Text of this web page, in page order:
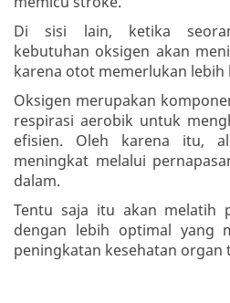
Di sisi lain, ketika
kebutuhan oksigen akan
karena otot memerlukan lebih
Oksigen merupakan
respirasi aerobik untuk
efisien. Oleh karena itu,
meningkat melalui
dalam.
Tentu saja itu akan melatih
dengan lebih optimal yang
peningkatan kesehatan organ